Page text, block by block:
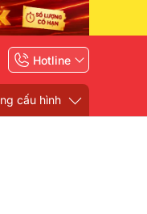
Hotline
cấu hình